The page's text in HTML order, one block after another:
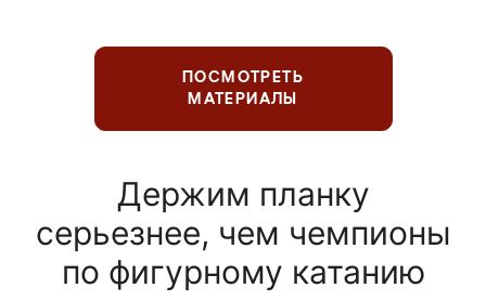
ПОСМОТРЕТЬ
МАТЕРИАЛЫ
Держим планку
серьезнее, чем чемпионы
по фигурному катанию